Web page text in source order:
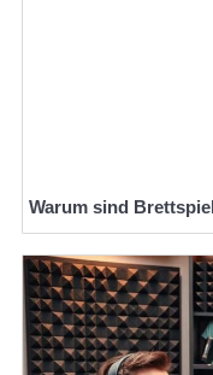
Warum sind